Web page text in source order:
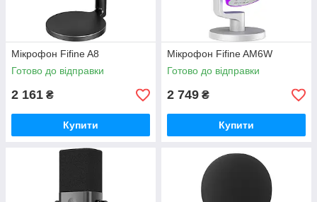
Мікрофон Fifine A8
Готово до відправки
2 161 ₴
Купити
Мікрофон Fifine AM6W
Готово до відправки
2 749 ₴
Купити